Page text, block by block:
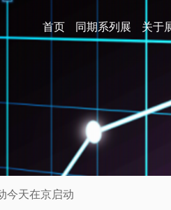
首页 同期系列展 关于
今天在京启动